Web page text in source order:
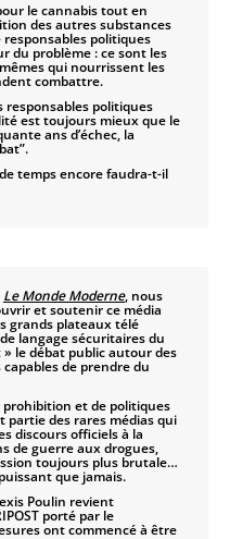
le cannabis tout en
des autres substances
politiques
du problème : ce sont les
qui nourrissent les
combattre.
politiques
est toujours mieux que le
ans d’échec, la
temps encore faudra-t-il
Le Monde Moderne, nous
et soutenir ce média
grands plateaux télé
langage sécuritaires du
le débat public autour des
de prendre du
prohibition et de politiques
partie des rares médias qui
discours officiels à la
de guerre aux drogues,
toujours plus brutale…
que jamais.
Poulin revient
porté par le
ont commencé à être